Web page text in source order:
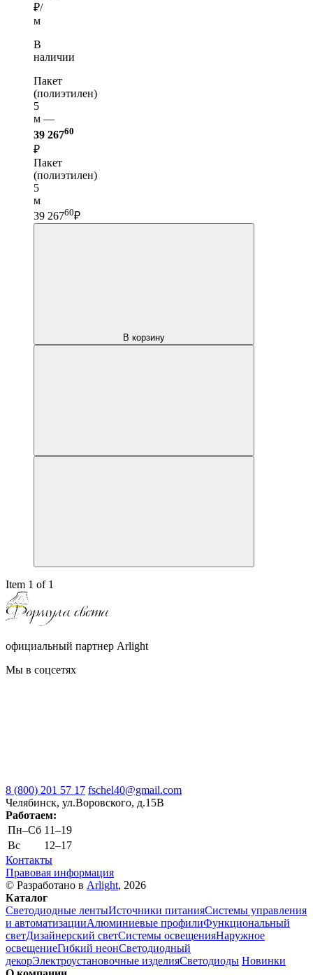
₽/
м
В
наличии
Пакет
(полиэтилен)
5
м —
39 26760
₽
Пакет
(полиэтилен)
5
м
39 26760₽
В корзину
Item 1 of 1
официальный партнер Arlight
Мы в соцсетях
8 (800) 201 57 17 fschel40@gmail.com
Челябинск, ул.Воровского, д.15В
Работаем:
Пн–Cб 11–19
Вс
12–17
Контакты
Правовая информация
© Разработано в Arlight, 2026
Каталог
Светодиодные лентыИсточники питанияСистемы управления
и автоматизацииАлюминиевые профилиФункциональный
светДизайнерский светСистемы освещенияНаружное
освещениеГибкий неонСветодиодный
декорЭлектроустановочные изделияСветодиоды Новинки